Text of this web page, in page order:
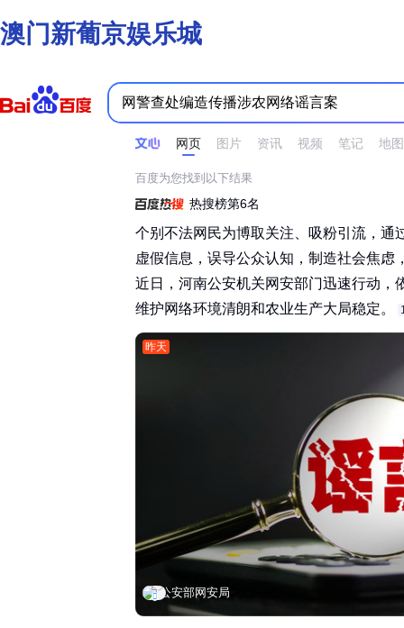
澳门新葡京娱乐城
网页 图片 资讯 视频 笔记 地图
时间不限 所有网页和文件 站点内检索
百度为您找到以下结果
热搜榜第6名
个别不法网民为博取关注、吸粉引流，通
虚假信息，误导公众认知，制造社会焦
近日，河南公安机关网安部门迅速行动，
维护网络环境清朗和农业生产大局稳定。‌‌
昨天
公安部网安局